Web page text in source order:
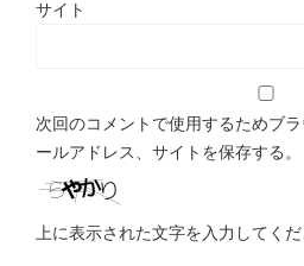
サイト
次回のコメントで使用するためブ
ールアドレス、サイトを保存する。
上に表示された文字を入力してくだ